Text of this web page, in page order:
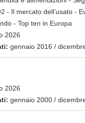
- Il mercato dell’usato -
- Top ten in Europa
2026
gennaio 2016 /
2026
gennaio 2000 /